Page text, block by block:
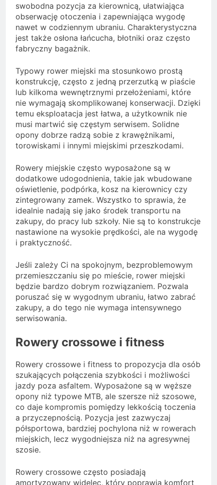
swobodna pozycja za kierownicą, ułatwiająca
obserwację otoczenia i zapewniająca wygodę
nawet w codziennym ubraniu. Charakterystyczna
jest także osłona łańcucha, błotniki oraz często
fabryczny bagażnik.
Typowy rower miejski ma stosunkowo prostą
konstrukcję, często z jedną przerzutką w piaście
lub kilkoma wewnętrznymi przełożeniami, które
nie wymagają skomplikowanej konserwacji. Dzięki
temu eksploatacja jest łatwa, a użytkownik nie
musi martwić się częstym serwisem. Solidne
opony dobrze radzą sobie z krawężnikami,
torowiskami i innymi miejskimi przeszkodami.
Rowery miejskie często wyposażone są w
dodatkowe udogodnienia, takie jak wbudowane
oświetlenie, podpórka, kosz na kierownicy czy
zintegrowany zamek. Wszystko to sprawia, że
idealnie nadają się jako środek transportu na
zakupy, do pracy lub szkoły. Nie są to konstrukcje
nastawione na wysokie prędkości, ale na wygodę
i praktyczność.
Jeśli zależy Ci na spokojnym, bezproblemowym
przemieszczaniu się po mieście, rower miejski
będzie bardzo dobrym rozwiązaniem. Pozwala
poruszać się w wygodnym ubraniu, łatwo zabrać
zakupy, a do tego nie wymaga intensywnego
serwisowania.
Rowery crossowe i fitness
Rowery crossowe i fitness to propozycja dla osób
szukających połączenia szybkości i możliwości
jazdy poza asfaltem. Wyposażone są w węższe
opony niż typowe MTB, ale szersze niż szosowe,
co daje kompromis pomiędzy lekkością toczenia
a przyczepnością. Pozycja jest zazwyczaj
półsportowa, bardziej pochylona niż w rowerach
miejskich, lecz wygodniejsza niż na agresywnej
szosie.
Rowery crossowe często posiadają
amortyzowany widelec, który poprawia komfort